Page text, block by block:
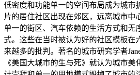
低密度和功能单一的空间布局成为城市
片的居住社区出现在郊区，远离城市中
单一的街区、汽车依赖的生活方式和无
式。这些在当时被认为好的社区模板在
来越多的批判。著名的城市研究学者
《美国大城市的生与死》就认为城市